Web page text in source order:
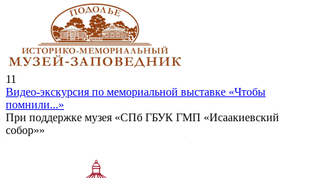
11
Видео-экскурсия по мемориальной выставке «Чтобы
помнили...»
При поддержке музея «СПб ГБУК ГМП «Исаакиевский
собор»»